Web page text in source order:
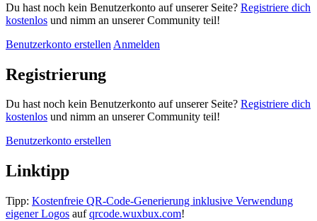
Du hast noch kein Benutzerkonto auf unserer Seite? Registriere dich
kostenlos und nimm an unserer Community teil!
Benutzerkonto erstellen Anmelden
Registrierung
Du hast noch kein Benutzerkonto auf unserer Seite? Registriere dich
kostenlos und nimm an unserer Community teil!
Benutzerkonto erstellen
Linktipp
Tipp: Kostenfreie QR-Code-Generierung inklusive Verwendung
eigener Logos aufqrcode.wuxbux.com!